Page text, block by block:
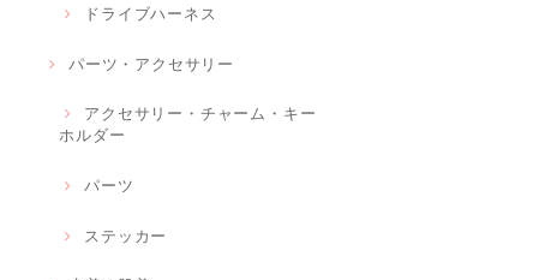
ドライブハーネス
パーツ・アクセサリー
アクセサリー・チャーム・キー
ホルダー
パーツ
ステッカー